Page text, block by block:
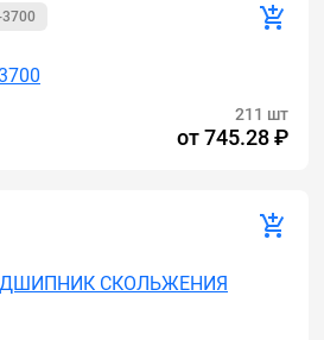
3700
211 шт
от745.28 ₽
СКОЛЬЖЕНИЯ